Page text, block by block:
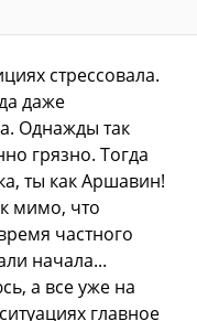
стрессовала.
даже
Однажды так
грязно. Тогда
ты как Аршавин!
мимо, что
частного
начала...
а все уже на
главное